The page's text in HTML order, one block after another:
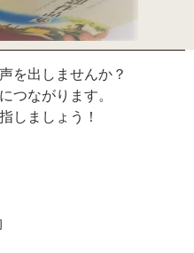
を出しませんか？
つながります。
しましょう！